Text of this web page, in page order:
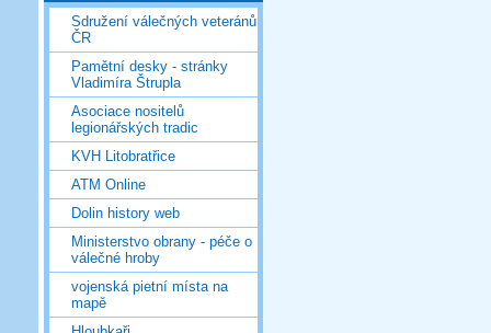
Sdružení válečných veteránů
ČR
Pamětní desky - stránky
Vladimíra Štrupla
Asociace nositelů
legionářských tradic
KVH Litobratřice
ATM Online
Dolin history web
Ministerstvo obrany - péče o
válečné hroby
vojenská pietní místa na
mapě